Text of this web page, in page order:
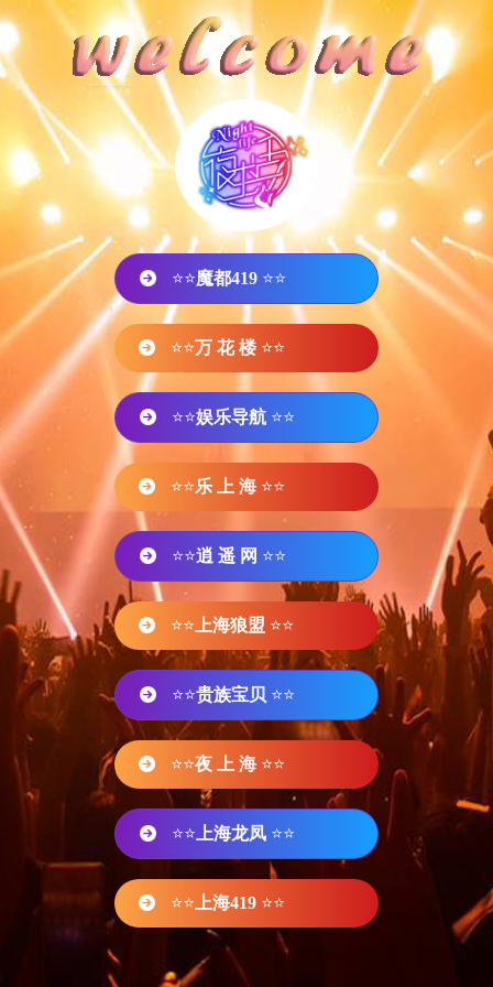
⭐⭐魔都419 ⭐⭐
⭐⭐万 花 楼 ⭐⭐
⭐⭐娱乐导航 ⭐⭐
⭐⭐乐 上 海 ⭐⭐
⭐⭐逍 遥 网 ⭐⭐
⭐⭐ 上海狼盟 ⭐⭐
⭐⭐贵族宝贝 ⭐⭐
⭐⭐夜 上 海 ⭐⭐
⭐⭐ 上海龙凤 ⭐⭐
⭐⭐ 上海419 ⭐⭐